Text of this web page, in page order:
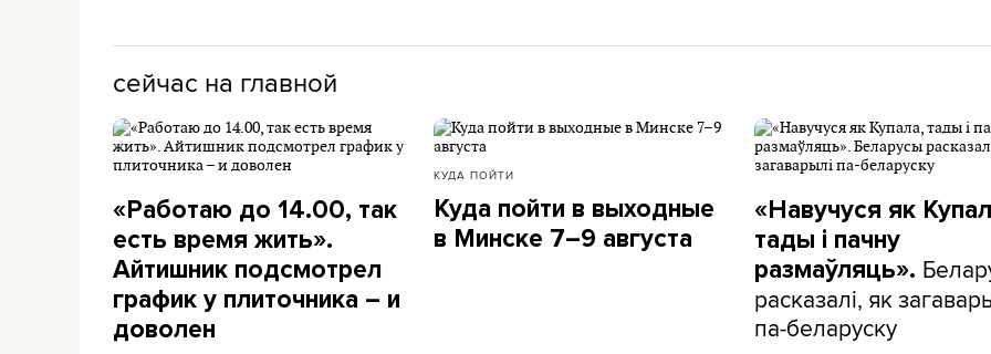
сейчас на главной
«Работаю до 14.00, так
есть время жить».
Айтишник подсмотрел
график у плиточника – и
доволен
КУДА ПОЙТИ
Куда пойти в выходные
в Минске 7–9 августа
«Навучуся як
тады і пачну
размаўляць».
расказалі, як
па-беларуску